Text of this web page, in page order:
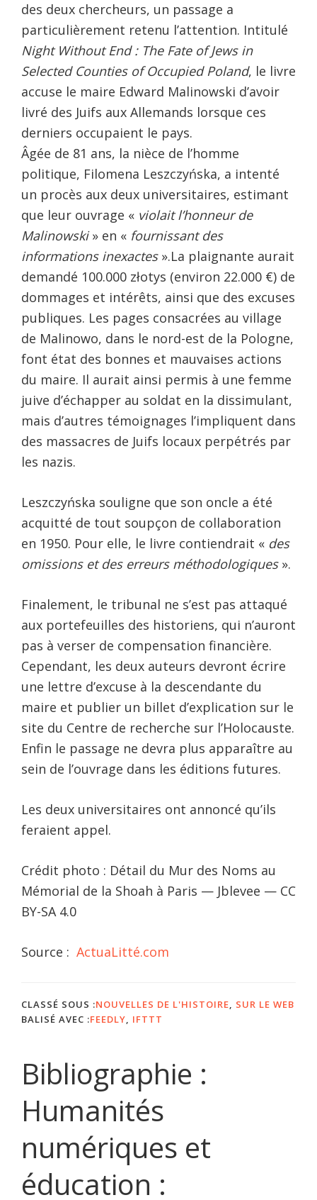
des deux chercheurs, un passage a
particulièrement retenu l’attention. Intitulé
Night Without End : The Fate of Jews in
Selected Counties of Occupied Poland, le livre
accuse le maire Edward Malinowski d’avoir
livré des Juifs aux Allemands lorsque ces
derniers occupaient le pays.
Âgée de 81 ans, la nièce de l’homme
politique, Filomena Leszczyńska, a intenté
un procès aux deux universitaires, estimant
que leur ouvrage « violait l’honneur de
Malinowski» en « fournissant des
informations inexactes».La plaignante aurait
demandé 100.000 złotys (environ 22.000 €) de
dommages et intérêts, ainsi que des excuses
publiques. Les pages consacrées au village
de Malinowo, dans le nord-est de la Pologne,
font état des bonnes et mauvaises actions
du maire. Il aurait ainsi permis à une femme
juive d’échapper au soldat en la dissimulant,
mais d’autres témoignages l’impliquent dans
des massacres de Juifs locaux perpétrés par
les nazis.
Leszczyńska souligne que son oncle a été
acquitté de tout soupçon de collaboration
en 1950. Pour elle, le livre contiendrait « des
omissions et des erreurs méthodologiques».
Finalement, le tribunal ne s’est pas attaqué
aux portefeuilles des historiens, qui n’auront
pas à verser de compensation financière.
Cependant, les deux auteurs devront écrire
une lettre d’excuse à la descendante du
maire et publier un billet d’explication sur le
site du Centre de recherche sur l’Holocauste.
Enfin le passage ne devra plus apparaître au
sein de l’ouvrage dans les éditions futures.
Les deux universitaires ont annoncé qu’ils
feraient appel.
Crédit photo : Détail du Mur des Noms au
Mémorial de la Shoah à Paris — Jblevee — CC
BY-SA 4.0
Source : ActuaLitté.com
CLASSÉ SOUS :NOUVELLES DE L'HISTOIRE, SUR LE WEB
BALISÉ AVEC :FEEDLY, IFTTT
Bibliographie :
Humanités
numériques et
éducation :